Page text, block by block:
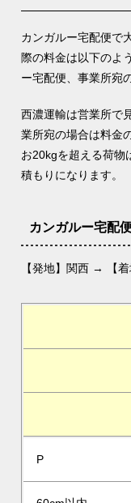
カンガルー宅配便で
際の料金は以下のよ
ー宅配便、事業所宛
西濃運輸は営業所で
業所宛の場合は料金
お20kgを超える荷物
積もりになります。
カンガルー宅配
【発地】関西 → 【
P